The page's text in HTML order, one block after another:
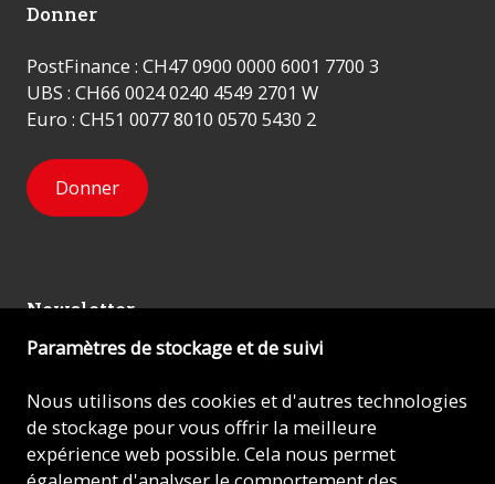
Donner
PostFinance : CH47 0900 0000 6001 7700 3
UBS : CH66 0024 0240 4549 2701 W
Euro : CH51 0077 8010 0570 5430 2
Donner
Newsletter
© 2026 - AIDE À L'ÉGLISE EN DÉTRESSE (ACN)
Paramètres de stockage et de suivi
Nous utilisons des cookies et d'autres technologies
de stockage pour vous offrir la meilleure
expérience web possible. Cela nous permet